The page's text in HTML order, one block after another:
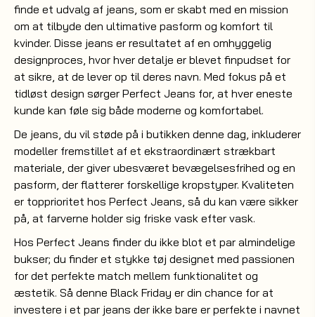
finde et udvalg af jeans, som er skabt med en mission
om at tilbyde den ultimative pasform og komfort til
kvinder. Disse jeans er resultatet af en omhyggelig
designproces, hvor hver detalje er blevet finpudset for
at sikre, at de lever op til deres navn. Med fokus på et
tidløst design sørger Perfect Jeans for, at hver eneste
kunde kan føle sig både moderne og komfortabel.
De jeans, du vil støde på i butikken denne dag, inkluderer
modeller fremstillet af et ekstraordinært strækbart
materiale, der giver ubesværet bevægelsesfrihed og en
pasform, der flatterer forskellige kropstyper. Kvaliteten
er topprioritet hos Perfect Jeans, så du kan være sikker
på, at farverne holder sig friske vask efter vask.
Hos Perfect Jeans finder du ikke blot et par almindelige
bukser; du finder et stykke tøj designet med passionen
for det perfekte match mellem funktionalitet og
æstetik. Så denne Black Friday er din chance for at
investere i et par jeans der ikke bare er perfekte i navnet